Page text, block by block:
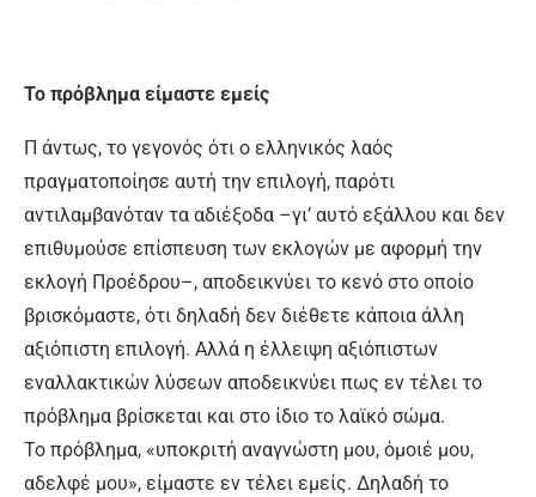
Το πρόβλημα είμαστε εμείς
Π άντως, το γεγονός ότι ο ελληνικός λαός
πραγματοποίησε αυτή την επιλογή, παρότι
αντιλαμβανόταν τα αδιέξοδα –γι’ αυτό εξάλλου και δεν
επιθυμούσε επίσπευση των εκλογών με αφορμή την
εκλογή Προέδρου–, αποδεικνύει το κενό στο οποίο
βρισκόμαστε, ότι δηλαδή δεν διέθετε κάποια άλλη
αξιόπιστη επιλογή. Αλλά η έλλειψη αξιόπιστων
εναλλακτικών λύσεων αποδεικνύει πως εν τέλει το
πρόβλημα βρίσκεται και στο ίδιο το λαϊκό σώμα.
Το πρόβλημα, «υποκριτή αναγνώστη μου, όμοιέ μου,
αδελφέ μου», είμαστε εν τέλει εμείς. Δηλαδή το